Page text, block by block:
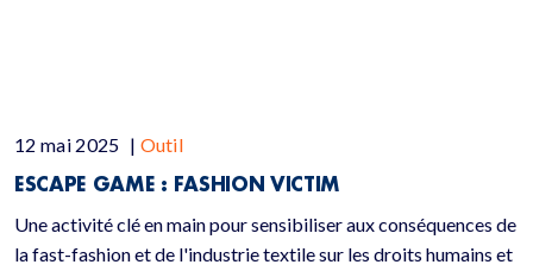
12 mai 2025 | Outil
ESCAPE GAME : FASHION VICTIM
Une activité clé en main pour sensibiliser aux conséquences de
la fast-fashion et de l'industrie textile sur les droits humains et